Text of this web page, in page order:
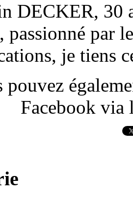
DECKER, 30
passionné par
je tiens
pouvez
Facebook via